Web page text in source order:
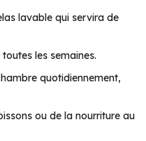
lavable qui servira de
les semaines.
quotidiennement,
ou de la nourriture au